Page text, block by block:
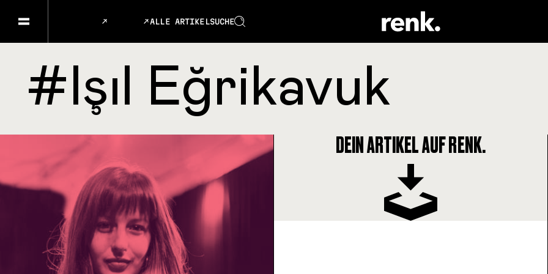
ALLE ARTIKELSUCHE
DEIN ARTIKEL AUF RENK.